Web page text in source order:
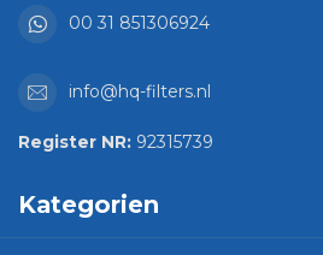
00 31 851306924
info@hq-filters.nl
Register NR: 92315739
Kategorien